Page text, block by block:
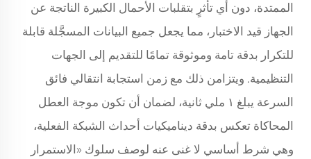
الممتدة، دون أي تأثرٍ بتقلبات الأحمال الكبيرة الناتجة عن
الجهاز قيد الاختبار، مما يجعل جميع البيانات المسجَّلة قابلة
للتكرار بدقة تامة وموثوقة تمامًا للتقديم إلى الجهات
التنظيمية. ويتزامن ذلك مع زمن استجابة انتقالي فائق
السرعة يبلغ ١ ملي ثانية، لضمان أن تكون موجة العطل
المحاكاة تعكس بدقة ديناميكيات أحداث الشبكة الفعلية،
وهي شرط أساسي لا غنى عنه لوصف سلوك «الاستمرار